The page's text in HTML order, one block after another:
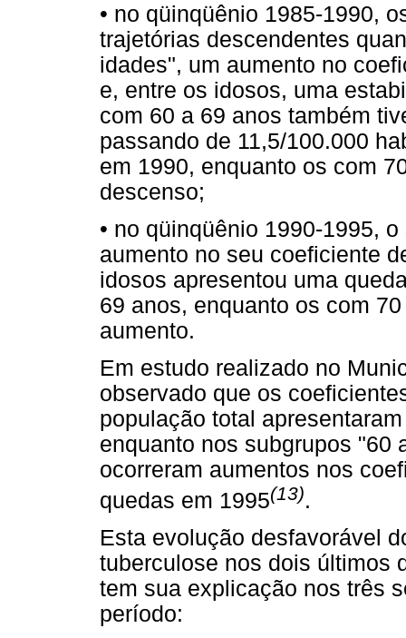
• no qüinqüênio 1985-1990,
trajetórias descendentes
idades", um aumento no
e, entre os idosos, uma
com 60 a 69 anos também
passando de 11,5/100.000
em 1990, enquanto os com
descenso;
• no qüinqüênio 1990-1995,
aumento no seu coeficiente
idosos apresentou uma
69 anos, enquanto os com
aumento.
Em estudo realizado no
observado que os
população total
enquanto nos subgrupos "60
ocorreram aumentos nos
quedas em 1995(13).
Esta evolução desfavorável
tuberculose nos dois últimos
tem sua explicação nos três
período: